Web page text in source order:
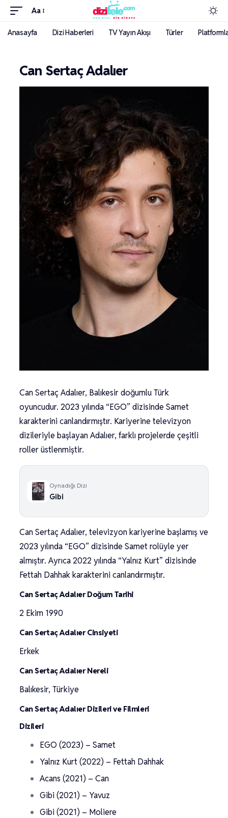
Aa
Anasayfa Dizi Haberleri TV Yayın Akışı Türler
Can Sertaç Adalıer
Can Sertaç Adalıer, Balıkesir doğumlu Türk
oyuncudur. 2023 yılında “EGO” dizisinde Samet
karakterini canlandırmıştır. Kariyerine televizyon
dizileriyle başlayan Adalıer, farklı projelerde çeşitli
roller üstlenmiştir.
Oynadığı Dizi
Gibi
Can Sertaç Adalıer, televizyon kariyerine başlamış ve
2023 yılında “EGO” dizisinde Samet rolüyle yer
almıştır. Ayrıca 2022 yılında “Yalnız Kurt” dizisinde
Fettah Dahhak karakterini canlandırmıştır.
Can Sertaç Adalıer Doğum Tarihi
2 Ekim 1990
Can Sertaç Adalıer Cinsiyeti
Erkek
Can Sertaç Adalıer Nereli
Balıkesir, Türkiye
Can Sertaç Adalıer Dizileri ve Filmleri
Dizileri
EGO (2023) – Samet
Yalnız Kurt (2022) – Fettah Dahhak
Acans (2021) – Can
Gibi (2021) – Yavuz
Gibi (2021) – Moliere